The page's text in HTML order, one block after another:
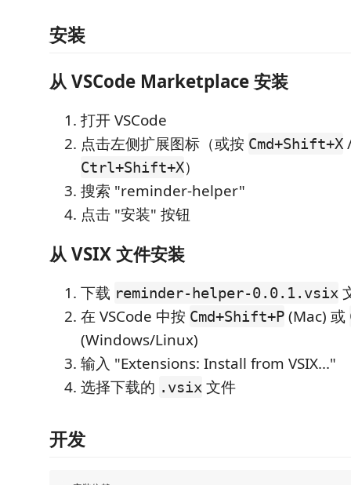
安装
从 VSCode Marketplace 安装
打开 VSCode
点击左侧扩展图标（或按 Cmd+Shift+X
Ctrl+Shift+X）
搜索 "reminder-helper"
点击 "安装" 按钮
从 VSIX 文件安装
下载 reminder-helper-0.0.1.vsix
在 VSCode 中按 Cmd+Shift+P (Mac) 或
(Windows/Linux)
输入 "Extensions: Install from VSIX..."
选择下载的 .vsix 文件
开发